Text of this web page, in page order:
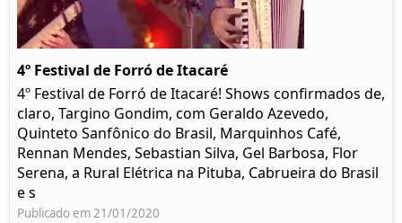
4º Festival de Forró de Itacaré
4º Festival de Forró de Itacaré! Shows confirmados de,
claro, Targino Gondim, com Geraldo Azevedo,
Quinteto Sanfônico do Brasil, Marquinhos Café,
Rennan Mendes, Sebastian Silva, Gel Barbosa, Flor
Serena, a Rural Elétrica na Pituba, Cabrueira do Brasil
e s
Publicado em 21/01/2020